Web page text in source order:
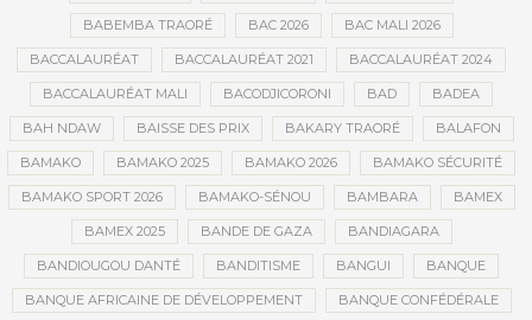
BABEMBA TRAORÉ BAC 2026 BAC MALI 2026
BACCALAURÉAT BACCALAURÉAT 2021 BACCALAURÉAT 2024
BACCALAURÉAT MALI BACODJICORONI BAD BADEA
BAH NDAW BAISSE DES PRIX BAKARY TRAORÉ BALAFON
BAMAKO BAMAKO 2025 BAMAKO 2026 BAMAKO SÉCURITÉ
BAMAKO SPORT 2026 BAMAKO-SÉNOU BAMBARA BAMEX
BAMEX 2025 BANDE DE GAZA BANDIAGARA
BANDIOUGOU DANTÉ BANDITISME BANGUI BANQUE
BANQUE AFRICAINE DE DÉVELOPPEMENT BANQUE CONFÉDÉRALE